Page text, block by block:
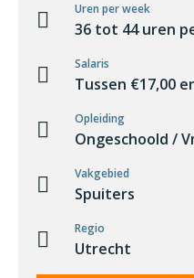
Uren per week
36 tot 44 uren
Salaris
Tussen €17,00
Opleiding
Ongeschoold /
Vakgebied
Spuiters
Regio
Utrecht